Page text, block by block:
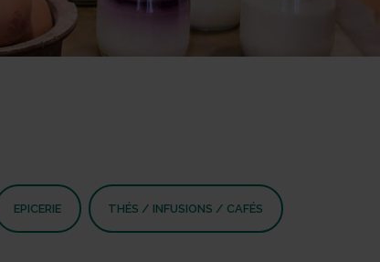
EPICERIE THÉS / INFUSIONS / CAFÉS